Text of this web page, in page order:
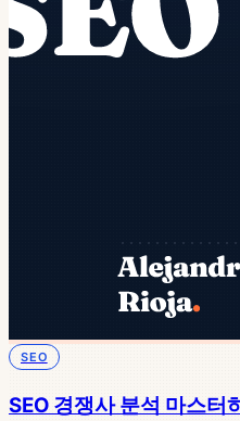
SEO
SEO 경쟁사 분석 마스터